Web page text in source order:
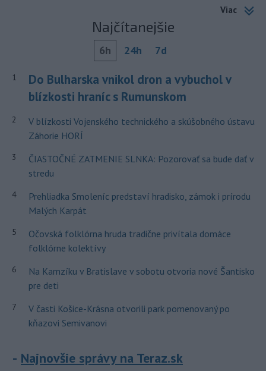
Viac
Najčítanejšie
6h 24h 7d
1
Do Bulharska vnikol dron a vybuchol v
blízkosti hraníc s Rumunskom
2
V blízkosti Vojenského technického a skúšobného ústavu
Záhorie HORÍ
3
ČIASTOČNÉ ZATMENIE SLNKA: Pozorovať sa bude dať v
stredu
4
Prehliadka Smoleníc predstaví hradisko, zámok i prírodu
Malých Karpát
5
Očovská folklórna hruda tradične privítala domáce
folklórne kolektívy
6
Na Kamzíku v Bratislave v sobotu otvoria nové Šantisko
pre deti
7
V časti Košice-Krásna otvorili park pomenovaný po
kňazovi Semivanovi
Najnovšie správy na Teraz.sk